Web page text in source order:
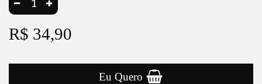
R$ 34,90
Eu Quero